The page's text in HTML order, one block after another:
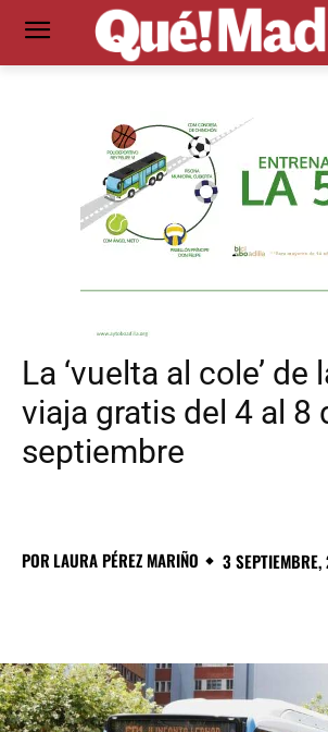
La ‘vuelta al cole’ de
viaja gratis del 4 al 8
septiembre
POR LAURA PÉREZ MARIÑO 3